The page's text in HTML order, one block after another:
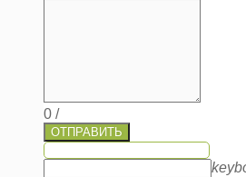
0 /
ОТПРАВИТЬ